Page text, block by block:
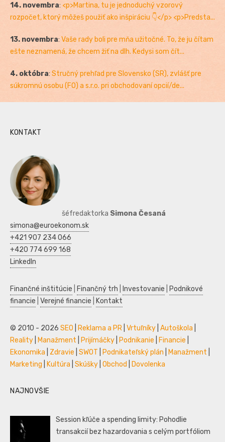
14. novembra: <p>Martina, tu je jednoduchý vzorový
rozpočet, ktorý môžeš použiť ako inšpiráciu 👇</p> <p>Predsta...
13. novembra: Vaše rady boli pre mňa užitočné. To, že ju čítam
ešte neznamená, že chcem žiť na dlh. Kedysi som čít...
4. októbra: Stručný prehľad pre Slovensko (SR), zvlášť pre
súkromnú osobu (FO) a s.r.o. pri obchodovaní opcií/de...
KONTAKT
šéfredaktorka Simona Česaná
simona@euroekonom.sk
+421 907 234 066
+420 774 699 168
LinkedIn
Finančné inštitúcie Finančný trh Investovanie
Podnikové
financie Verejné financie Kontakt
© 2010 - 2026 SEO Reklama a PR Vrtuľníky Autoškola
Reality
Manažment Prijímáčky Podnikanie Financie
Ekonomika
Zdravie SWOT Podnikateľský plán Manažment
Marketing
Kultúra Skúšky Obchod Dovolenka
NAJNOVŠIE
Session kľúče a spending limity: Pohodlie
transakcií bez hazardovania s celým portfóliom